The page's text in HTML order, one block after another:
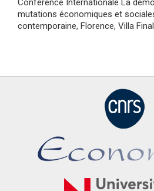
Conférence Internationale La
mutations économiques et
contemporaine, Florence, Villa